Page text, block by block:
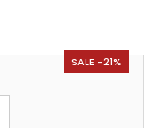
SALE -21%